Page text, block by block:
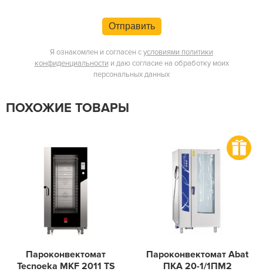
Отправить
Я ознакомлен и согласен сусловиями политики
конфиденциальности и даю согласие на обработку моих
персональных данных
ПОХОЖИЕ ТОВАРЫ
Пароконвектомат
Tecnoeka MKF 2011 TS
Пароконвектомат Abat
ПКА 20-1/1ПМ2